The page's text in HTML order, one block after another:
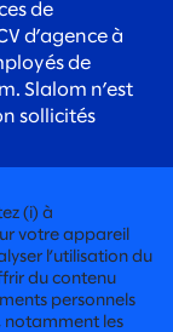
de
d’agence à
de
Slalom n’est
sollicités
d’une
facturerons
de notre
(i) à
votre appareil
l’utilisation du
du contenu
personnels
notamment les